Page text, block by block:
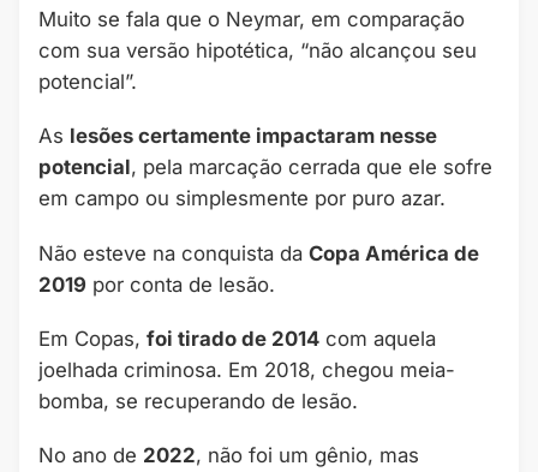
Muito se fala que o Neymar, em comparação
com sua versão hipotética, “não alcançou seu
potencial”.
As lesões certamente impactaram nesse
potencial, pela marcação cerrada que ele sofre
em campo ou simplesmente por puro azar.
Não esteve na conquista da Copa América de
2019 por conta de lesão.
Em Copas, foi tirado de 2014 com aquela
joelhada criminosa. Em 2018, chegou meia-
bomba, se recuperando de lesão.
No ano de 2022, não foi um gênio, mas